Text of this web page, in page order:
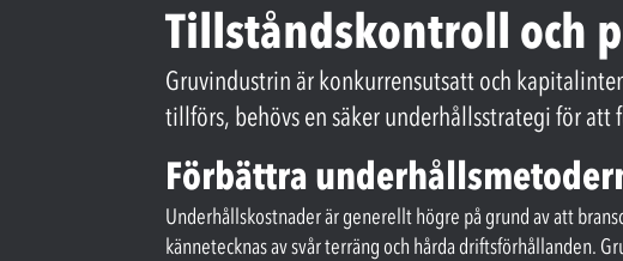
Tillståndskontroll och
Gruvindustrin är konkurrensutsatt och
tillförs, behövs en säker underhållsstrategi för
Förbättra
Underhållskostnader är generellt högre på grund av att
kännetecknas av svår terräng och hårda driftsförhållanden.